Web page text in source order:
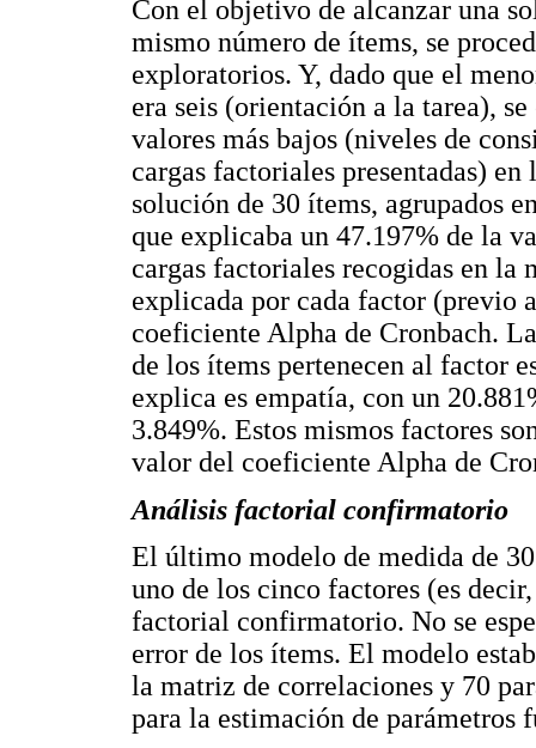
Con el objetivo de alcanzar una
mismo número de ítems, se
exploratorios. Y, dado que el
era seis (orientación a la tarea),
valores más bajos (niveles de
cargas factoriales presentadas)
solución de 30 ítems, agrupados
que explicaba un 47.197% de la
cargas factoriales recogidas en
explicada por cada factor (previo
coeficiente Alpha de Cronbach.
de los ítems pertenecen al factor
explica es empatía, con un
3.849%. Estos mismos factores
valor del coeficiente Alpha de
Análisis factorial confirmatorio
El último modelo de medida de
uno de los cinco factores (es
factorial confirmatorio. No se
error de los ítems. El modelo
la matriz de correlaciones y 70
para la estimación de